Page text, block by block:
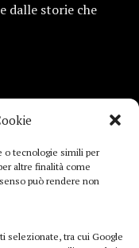
o tecnologie simili per
altre finalità come
può rendere non
selezionate, tra cui Google
dalle storie che